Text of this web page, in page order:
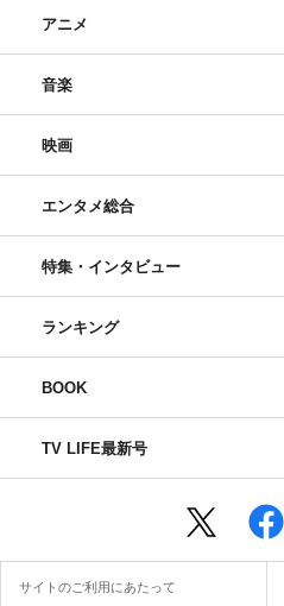
アニメ
音楽
映画
エンタメ総合
特集・インタビュー
ランキング
BOOK
TV LIFE最新号
サイトのご利用にあたって